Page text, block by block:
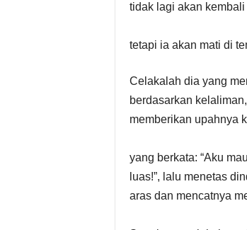
tidak lagi akan kembali
tetapi ia akan mati di
Celakalah dia yang
berdasarkan
memberikan upahnya
yang berkata: “Aku
luas!”, lalu menetas
aras dan mencatnya